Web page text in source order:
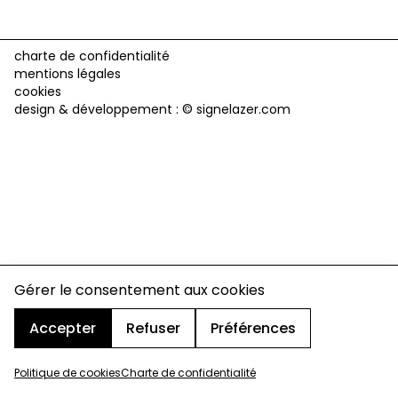
Gérer le consentement aux cookies
Accepter
Refuser Préférences
Politique de cookiesCharte de confidentialité
charte de confidentialité
mentions légales
cookies
design & développement : © signelazer.com